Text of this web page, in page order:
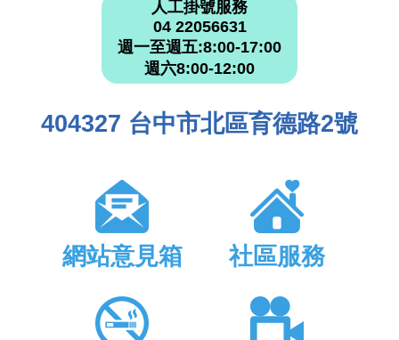
人工掛號服務
04 22056631
週一至週五:8:00-17:00
週六8:00-12:00
404327 台中市北區育德路2號
網站意見箱 社區服務